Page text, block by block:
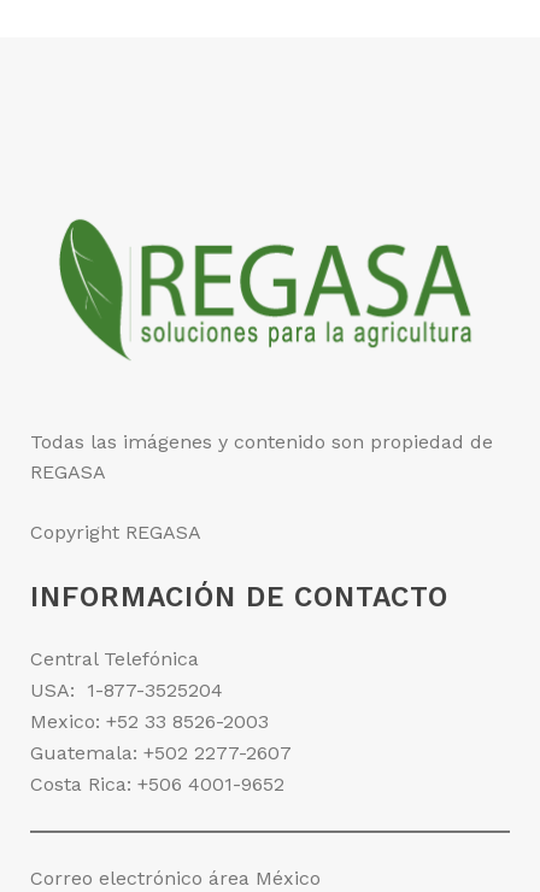
Todas las imágenes y contenido son propiedad de
REGASA
Copyright REGASA
INFORMACIÓN DE CONTACTO
Central Telefónica
USA: 1-877-3525204
Mexico: +52 33 8526-2003
Guatemala: +502 2277-2607
Costa Rica: +506 4001-9652
Correo electrónico área México